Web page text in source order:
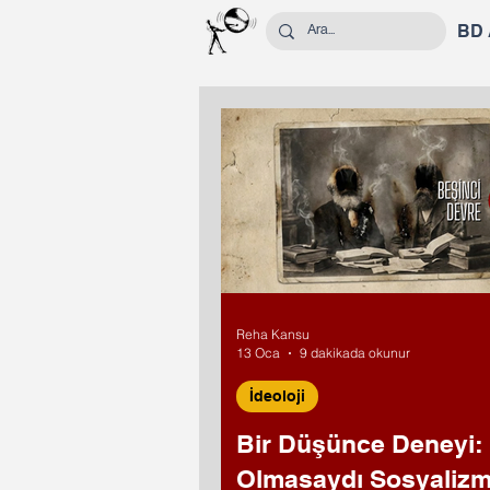
BD
Bir Düşünce Deneyi:
Olmasaydı
İdeoloji
Reha Kansu
13 Oca
9 dakikada okunur